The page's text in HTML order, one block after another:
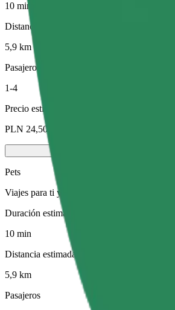
10 min
Distancia estimada
5,9 km
Pasajeros
1-4
Precio estimado
PLN 24,50
Pets
Viajes para ti y tu mascota. Los perros
Duración estimada del viaje
10 min
Distancia estimada
5,9 km
Pasajeros